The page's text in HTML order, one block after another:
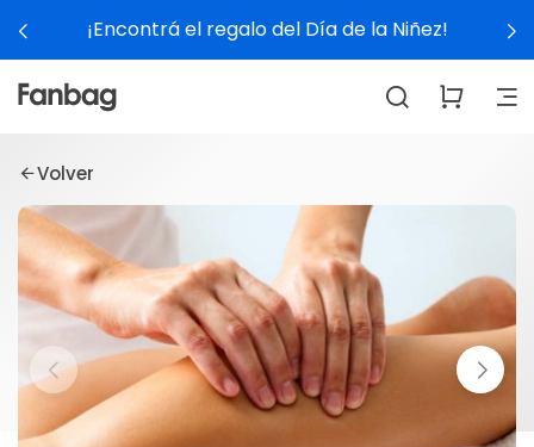
¡Encontrá el regalo del Día de la Niñez!
Volver